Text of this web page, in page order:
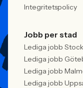
Integritetspolicy
Jobb per stad
Lediga jobb
Lediga jobb
Lediga jobb
Lediga jobb